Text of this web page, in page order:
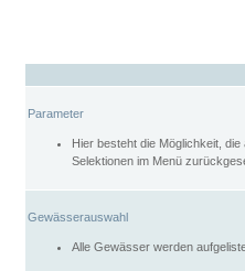
Parameter
Hier besteht die Möglichkeit,
Selektionen im Menü
Gewässerauswahl
Alle Gewässer werden